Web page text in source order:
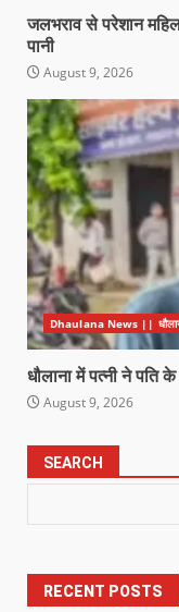
जलभराव से परेशान
पानी
August 9, 2026
Dhaulana News ||
धौलाना में पत्नी ने पति
August 9, 2026
SEARCH
RECENT POSTS